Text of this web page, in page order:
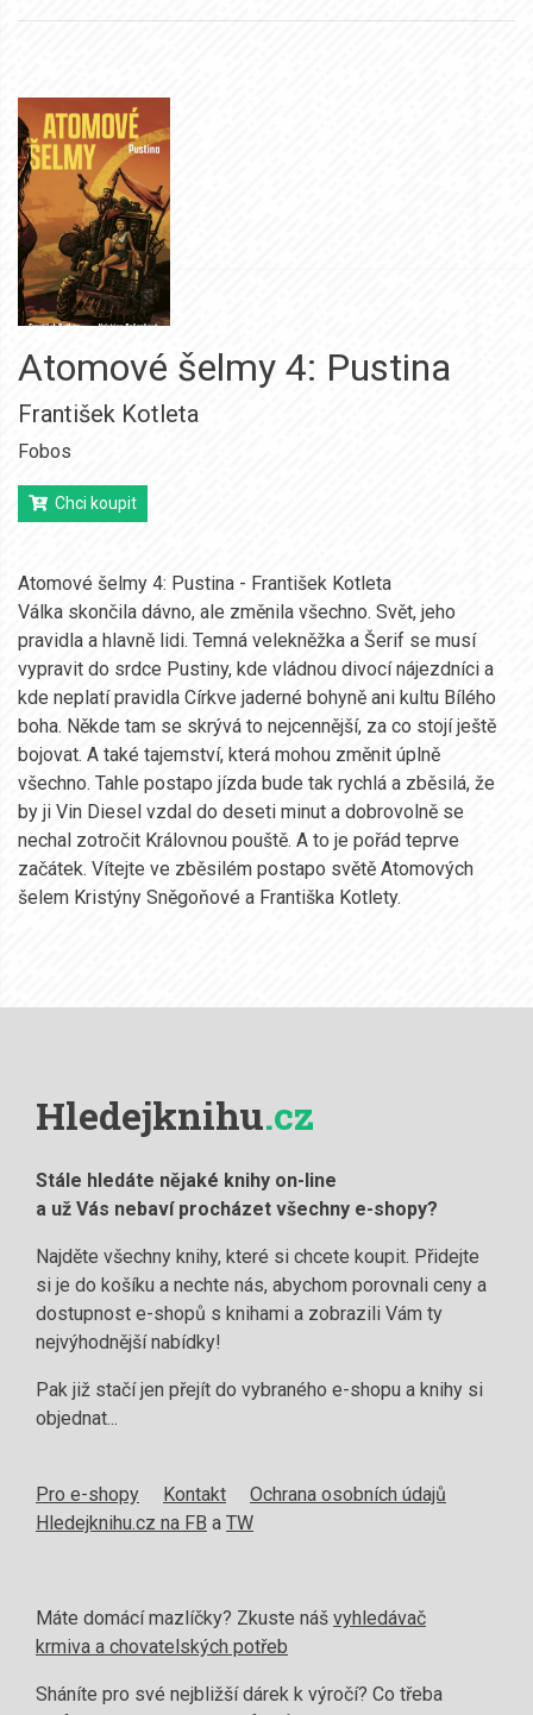
Atomové šelmy 4: Pustina
František Kotleta
Fobos
Chci koupit
Atomové šelmy 4: Pustina - František Kotleta
Válka skončila dávno, ale změnila všechno. Svět, jeho
pravidla a hlavně lidi. Temná velekněžka a Šerif se musí
vypravit do srdce Pustiny, kde vládnou divocí nájezdníci a
kde neplatí pravidla Církve jaderné bohyně ani kultu Bílého
boha. Někde tam se skrývá to nejcennější, za co stojí ještě
bojovat. A také tajemství, která mohou změnit úplně
všechno. Tahle postapo jízda bude tak rychlá a zběsilá, že
by ji Vin Diesel vzdal do deseti minut a dobrovolně se
nechal zotročit Královnou pouště. A to je pořád teprve
začátek. Vítejte ve zběsilém postapo světě Atomových
šelem Kristýny Sněgoňové a Františka Kotlety.
Hledejknihu.cz
Stále hledáte nějaké knihy on-line
a už Vás nebaví procházet všechny e-shopy?
Najděte všechny knihy, které si chcete koupit. Přidejte
si je do košíku a nechte nás, abychom porovnali ceny a
dostupnost e-shopů s knihami a zobrazili Vám ty
nejvýhodnější nabídky!
Pak již stačí jen přejít do vybraného e-shopu a knihy si
objednat...
Pro e-shopy Kontakt
Ochrana osobních údajů
Hledejknihu.cz na FB a TW
Máte domácí mazlíčky? Zkuste náš vyhledávač
krmiva a chovatelských potřeb
Sháníte pro své nejbližší dárek k výročí? Co třeba